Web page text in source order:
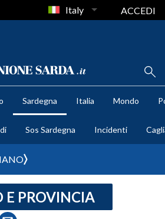
Italy ACCEDI
Sardegna Italia Mondo
Sos Sardegna Incidenti
E PROVINCIA